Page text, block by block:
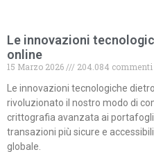
Le innovazioni
online
15 Marzo 2026
204.084 commenti
Le innovazioni tecnologiche
rivoluzionato il nostro modo di
crittografia avanzata ai
transazioni più sicure e
globale.